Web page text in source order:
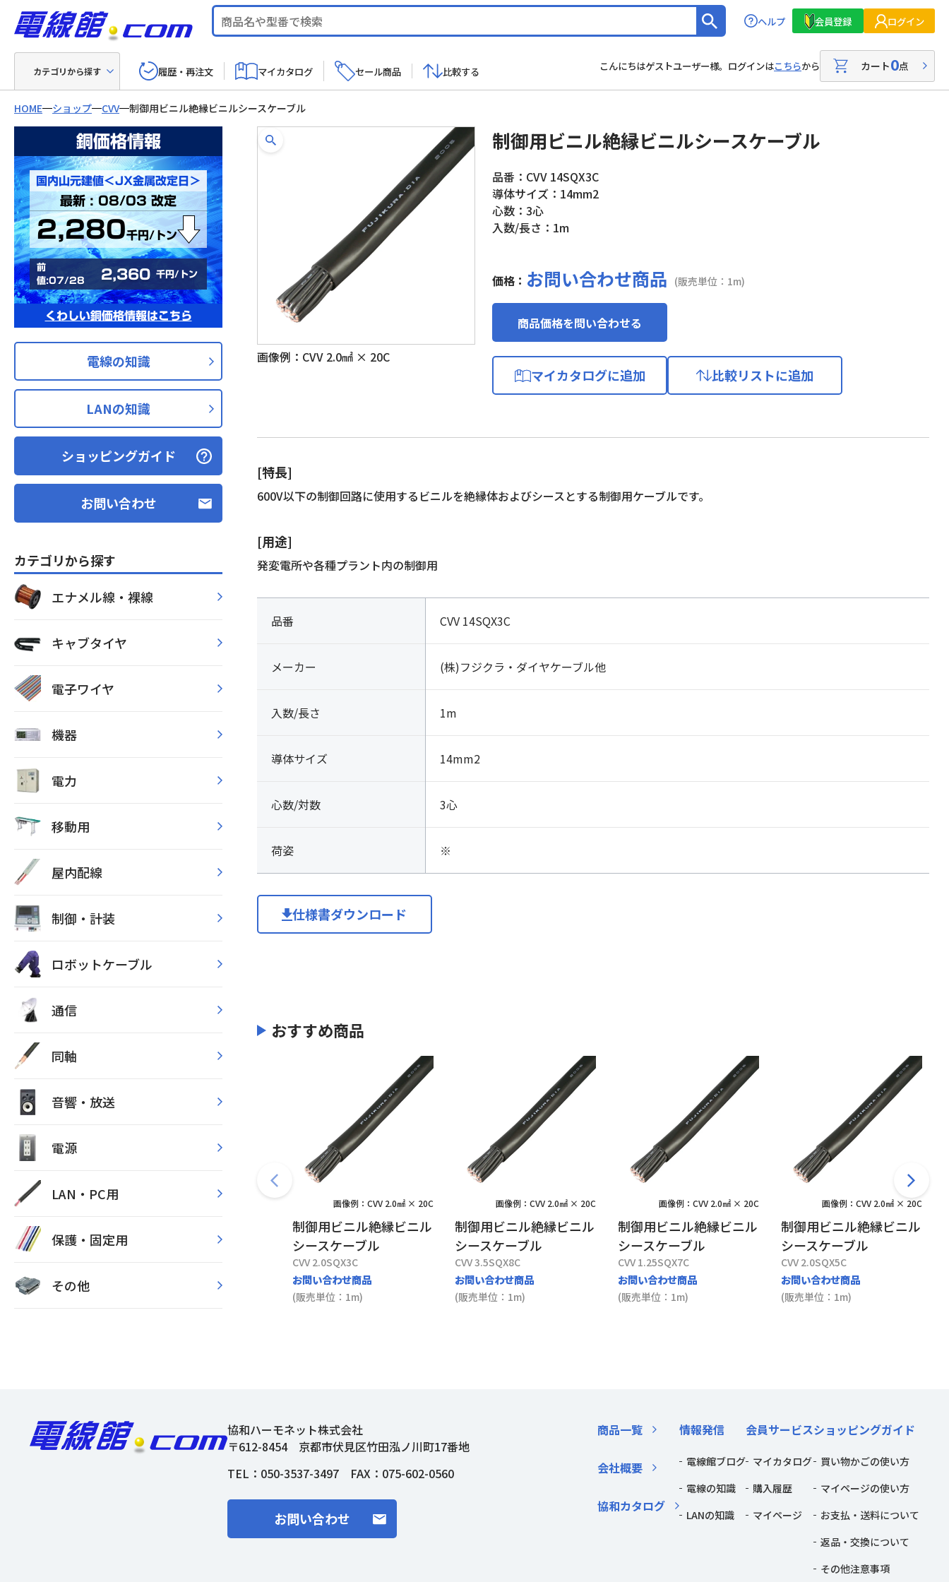
ヘルプ 会員登録 ログイン
カテゴリから探す 履歴・再注文 マイカタログ セール商品 比較する こんにちはゲストユーザー様。ログインはこちらから カート0点
HOME ショップ CVV 制御用ビニル絶縁ビニルシースケーブル
銅価格情報
国内山元建値＜JX金属改定日＞
最新 : 08/03 改定
2,280千円/トン
前
値:07/28
2,360 千円/トン
くわしい銅価格情報はこちら
電線の知識
LANの知識
ショッピングガイド
お問い合わせ
カテゴリから探す
エナメル線・裸線
キャブタイヤ
電子ワイヤ
機器
電力
移動用
屋内配線
制御・計装
ロボットケーブル
通信
同軸
音響・放送
電源
LAN・PC用
保護・固定用
その他
画像例：CVV 2.0㎟ × 20C
制御用ビニル絶縁ビニルシースケーブル
品番：CVV 14SQX3C
導体サイズ：14mm2
心数：3心
入数/長さ：1m
価格： お問い合わせ商品 (販売単位：1m)
商品価格を問い合わせる
マイカタログに追加 比較リストに追加
[特長]
600V以下の制御回路に使用するビニルを絶縁体およびシースとする制御用ケーブルです。
[用途]
発変電所や各種プラント内の制御用
品番 CVV 14SQX3C
メーカー (株)フジクラ・ダイヤケーブル他
入数/長さ 1m
導体サイズ 14mm2
心数/対数 3心
荷姿 ※
仕様書ダウンロード
おすすめ商品
画像例：CVV 2.0㎟ × 20C
制御用ビニル絶縁ビニル
シースケーブル
CVV 2.0SQX3C
お問い合わせ商品
(販売単位：1m)
画像例：CVV 2.0㎟ × 20C
制御用ビニル絶縁ビニル
シースケーブル
CVV 3.5SQX8C
お問い合わせ商品
(販売単位：1m)
画像例：CVV 2.0㎟ × 20C
制御用ビニル絶縁ビニル
シースケーブル
CVV 1.25SQX7C
お問い合わせ商品
(販売単位：1m)
画像例：CVV 2.0㎟ × 20C
制御用ビニル絶縁ビニル
シースケーブル
CVV 2.0SQX5C
お問い合わせ商品
(販売単位：1m)
協和ハーモネット株式会社
〒612-8454 京都市伏見区竹田泓ノ川町17番地
TEL： 050-3537-3497 FAX：075-602-0560
お問い合わせ
商品一覧
会社概要
協和カタログ
情報発信
電線館ブログ
電線の知識
LANの知識
会員サービス
マイカタログ
購入履歴
マイページ
ショッピングガイド
買い物かごの使い方
マイページの使い方
お支払・送料について
返品・交換について
その他注意事項